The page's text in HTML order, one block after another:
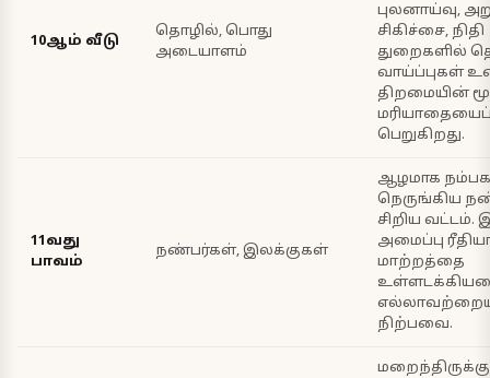
10ஆம் வீடு
தொழில், பொது
அடையாளம்
புலனாய்வு,
சிகிச்சை, நிதி
துறைகளில்
வாய்ப்புகள்
திறமையின்
பெறுகிறது.
11வது
பாவம்
நண்பர்கள், இலக்குகள்
ஆழமாக
நெருங்கிய
சிறிய வட்டம்.
அமைப்பு
மாற்றத்தை
நிற்பவை.